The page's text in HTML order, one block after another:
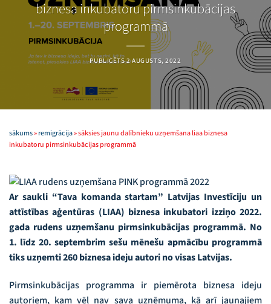
biznesa inkubatoru pirmsinkubācijas
programmā
PUBLICĒTS2 AUGUSTS, 2022
sākums»remigrācija»sāksies jaunu dalībnieku uzņemšana liaa biznesa
inkubatoru pirmsinkubācijas programmā
Ar saukli “Tava komanda startam” Latvijas Investīciju un
attīstības aģentūras (LIAA) biznesa inkubatori izziņo 2022.
gada rudens uzņemšanu pirmsinkubācijas programmā. No
1. līdz 20. septembrim sešu mēnešu apmācību programmā
tiks uzņemti 260 biznesa ideju autori no visas Latvijas.
Pirmsinkubācijas programma ir piemērota biznesa ideju
autoriem, kam vēl nav sava uzņēmuma, kā arī jaunajiem